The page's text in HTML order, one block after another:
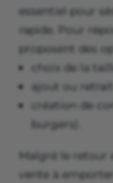
essentiel pour
rapide. Pour
proposent des
choix de la
ajout ou retrait
création de
burgers).
Malgré le retour
vente à